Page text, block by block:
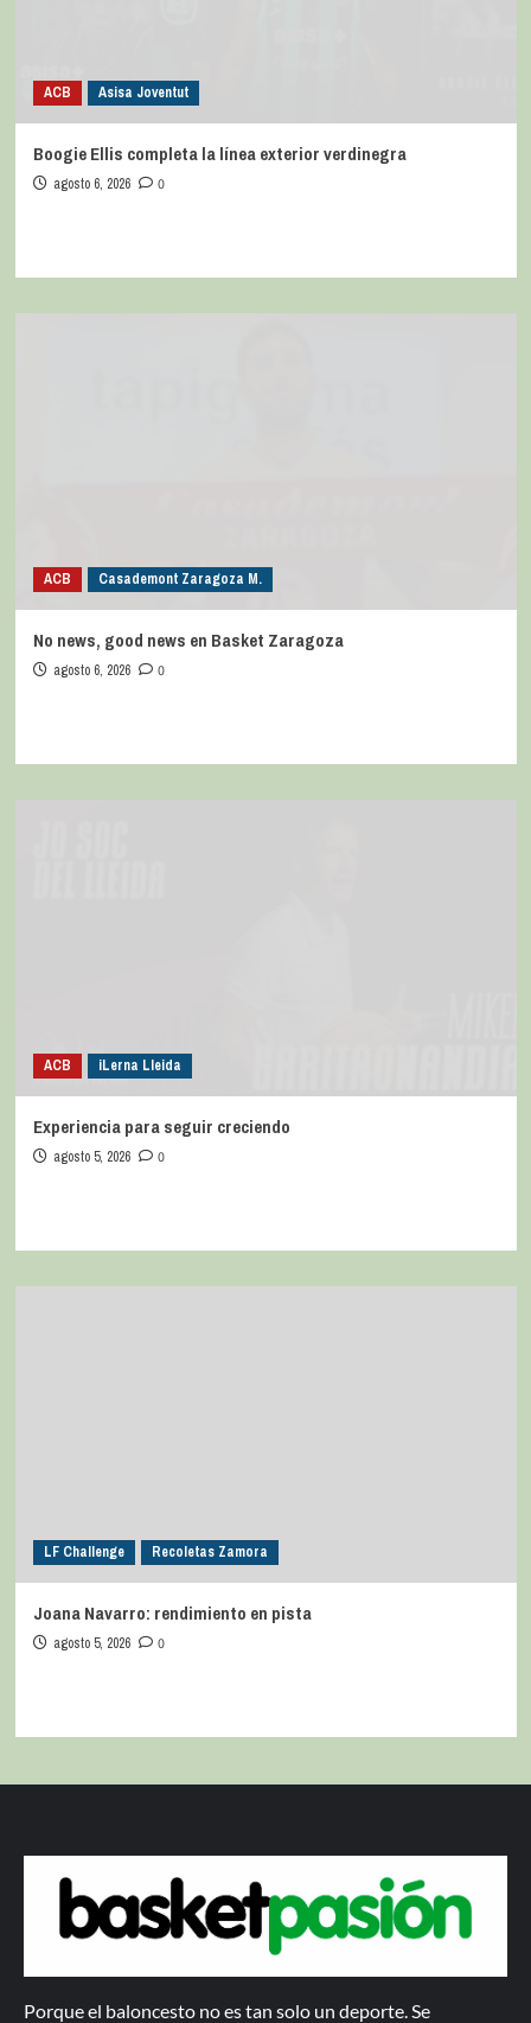
ACB Asisa Joventut
Boogie Ellis completa la línea exterior verdinegra
agosto 6, 2026 0
ACB Casademont Zaragoza M.
No news, good news en Basket Zaragoza
agosto 6, 2026 0
ACB iLerna Lleida
Experiencia para seguir creciendo
agosto 5, 2026 0
LF Challenge Recoletas Zamora
Joana Navarro: rendimiento en pista
agosto 5, 2026 0
Porque el baloncesto no es tan solo un deporte. Se